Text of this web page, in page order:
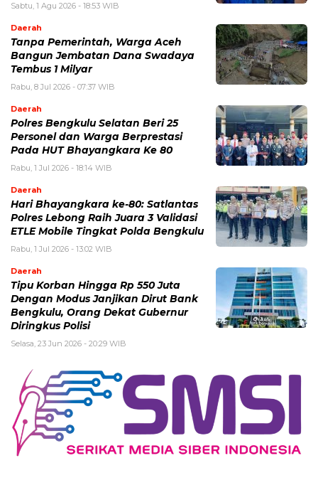
Sabtu, 1 Agu 2026 - 18:53 WIB
Daerah
Tanpa Pemerintah, Warga Aceh
Bangun Jembatan Dana Swadaya
Tembus 1 Milyar
Rabu, 8 Jul 2026 - 07:37 WIB
Daerah
Polres Bengkulu Selatan Beri 25
Personel dan Warga Berprestasi
Pada HUT Bhayangkara Ke 80
Rabu, 1 Jul 2026 - 18:14 WIB
Daerah
Hari Bhayangkara ke-80: Satlantas
Polres Lebong Raih Juara 3 Validasi
ETLE Mobile Tingkat Polda Bengkulu
Rabu, 1 Jul 2026 - 13:02 WIB
Daerah
Tipu Korban Hingga Rp 550 Juta
Dengan Modus Janjikan Dirut Bank
Bengkulu, Orang Dekat Gubernur
Diringkus Polisi
Selasa, 23 Jun 2026 - 20:29 WIB